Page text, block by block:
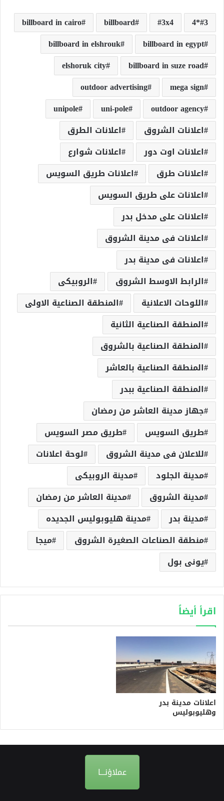
3*4
3x4
billboard
billboard in cairo
billboard in egypt
billboard in elshrouk
billboard in suze road
elshoruk city
mega sign
outdoor advertising
outdoor agency
uni-pole
unipole
اعلانات الشروق
اعلانات الطرق
اعلانات اوت دور
اعلانات شوارع
اعلانات طرق
اعلانات طريق السويس
اعلانات على طريق السويس
اعلانات على مدخل بدر
اعلانات فى مدينة الشروق
اعلانات فى مدينة بدر
الرابط الاوسط الشروق
الروبيكى
اللوحات الاعلانية
المنطقة الصناعية الاولى
المنطقة الصناعية الثانية
المنطقة الصناعية بالشروق
المنطقة الصناعية بالعاشر
المنطقة الصناعية ببدر
جهاز مدينة العاشر من رمضان
طريق السويس
طريق مصر السويس
للاعلان فى مدينة الشروق
لوحة اعلانات
مدينة الجلود
مدينة الروبيكى
مدينة الشروق
مدينة العاشر من رمضان
مدينة بدر
مدينة هليوبوليس الجديده
منطقة الصناعات الصغيرة الشروق
ميجا
يونى بول
اقرأ أيضاً
اعلانات مدينة بدر
وهليوبوليس
عملاؤنـــا